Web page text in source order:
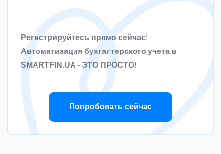
Регистрируйтесь прямо сейчас!
Автоматизация бухгалтерского учета в
SMARTFIN.UA - ЭТО ПРОСТО!
Попробовать сейчас